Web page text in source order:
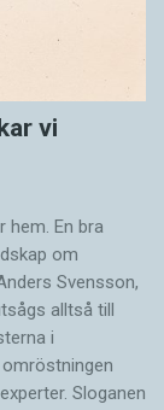
vi
hem. En bra
om
Svensson,
alltså till
i
Sloganen